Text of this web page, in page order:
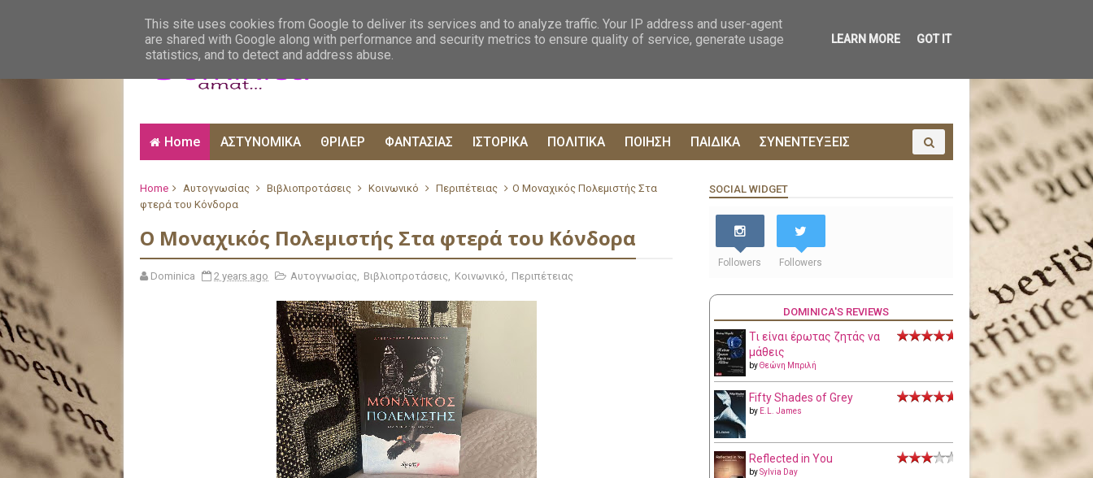
Home ΑΣΤΥΝΟΜΙΚΑ ΘΡΙΛΕΡ ΦΑΝΤΑΣΙΑΣ ΙΣΤΟΡΙΚΑ ΠΟΛΙΤΙΚΑ ΠΟΙΗΣΗ ΠΑΙΔΙΚΑ ΣΥΝΕΝΤΕΥΞΕΙΣ
Home Αυτογνωσίας Βιβλιοπροτάσεις Κοινωνικό Περιπέτειας
Ο Μοναχικός Πολεμιστής Στα
φτερά του Κόνδορα
Ο Μοναχικός Πολεμιστής Στα φτερά του Κόνδορα
Dominica 2 years ago Αυτογνωσίας, Βιβλιοπροτάσεις, Κοινωνικό, Περιπέτειας
SOCIAL WIDGET
Followers Followers
DOMINICA'S REVIEWS
Τι είναι έρωτας ζητάς να
μάθεις
byΘεώνη Μπριλή
Fifty Shades of Grey
by E.L. James
Reflected in You
bySylvia Day
This site uses cookies from Google to deliver its services and to analyze traffic. Your IP address and user-agent
are shared with Google along with performance and security metrics to ensure quality of service, generate usage
statistics, and to detect and address abuse.
LEARN MORE GOT IT